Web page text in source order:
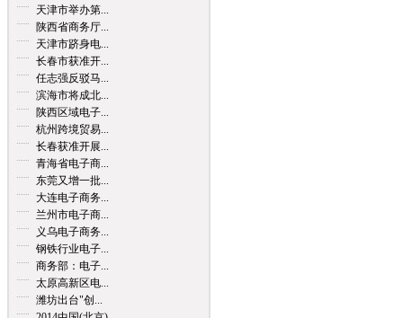
天津市举办第...
陕西省商务厅...
天津市跻身电...
长春市获准开...
任志强反驳马...
滨海市将成北...
陕西区域电子...
杭州跨境贸易...
长春获准开展...
青海省电子商...
东莞又增一批...
大连电子商务...
兰州市电子商...
义乌电子商务...
钢铁行业电子...
商务部：电子...
太原高新区电...
潍坊出台"创...